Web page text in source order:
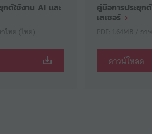
กต์ใช้งาน AI และ
าไทย (ไทย)
คู่มือการประยุก
เลเซอร์
PDF: 1.64MB / ภ
ดาวน์โหลด